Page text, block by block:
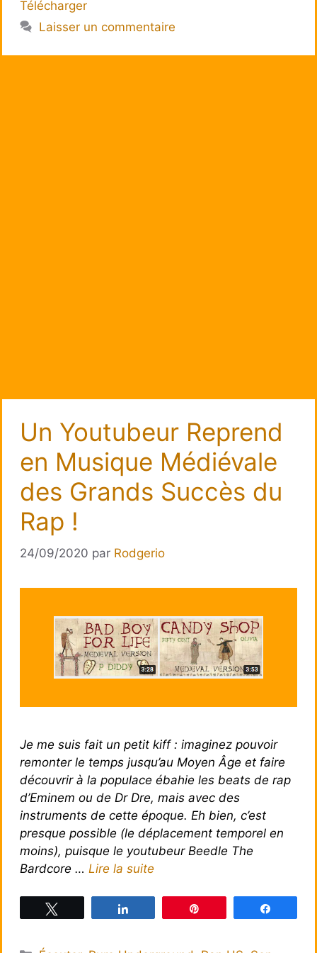
Télécharger
Laisser un commentaire
Un Youtubeur Reprend
en Musique Médiévale
des Grands Succès du
Rap !
24/09/2020 par Rodgerio
Je me suis fait un petit kiff : imaginez pouvoir
remonter le temps jusqu’au Moyen Âge et faire
découvrir à la populace ébahie les beats de rap
d’Eminem ou de Dr Dre, mais avec des
instruments de cette époque. Eh bien, c’est
presque possible (le déplacement temporel en
moins), puisque le youtubeur Beedle The
Bardcore … Lire la suite